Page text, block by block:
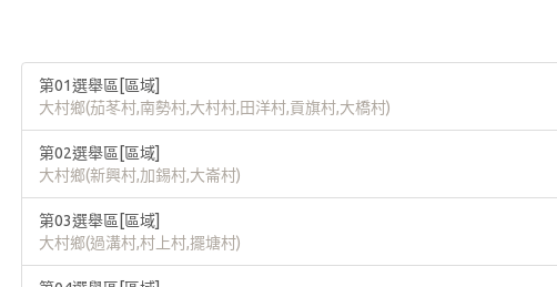
第01選舉區[區域]
大村鄉(茄苳村,南勢村,大村村,田洋村,貢旗村,大橋村)
第02選舉區[區域]
大村鄉(新興村,加錫村,大崙村)
第03選舉區[區域]
大村鄉(過溝村,村上村,擺塘村)